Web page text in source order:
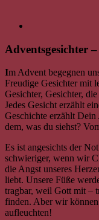
Adventsgesichter
Im Advent begegnen
Freudige Gesichter mit
Gesichter, Gesichter,
Jedes Gesicht erzählt
Geschichte erzählt Dein
dem, was du siehst?
Es ist angesichts der
schwieriger, wenn wir
die Angst unseres
liebt. Unsere Füße
tragbar, weil Gott mit –
finden. Aber wir
aufleuchten!